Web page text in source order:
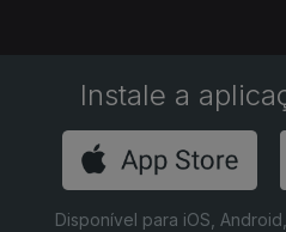
Instale a
Disponível para iOS,